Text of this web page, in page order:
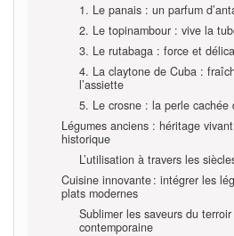
1. Le panais : un parfum
2. Le topinambour : vive la
3. Le rutabaga : force et
4. La claytone de Cuba :
l’assiette
5. Le crosne : la perle cachée
Légumes anciens : héritage
historique
L’utilisation à travers les
Cuisine innovante : intégrer les
plats modernes
Sublimer les saveurs du
contemporaine